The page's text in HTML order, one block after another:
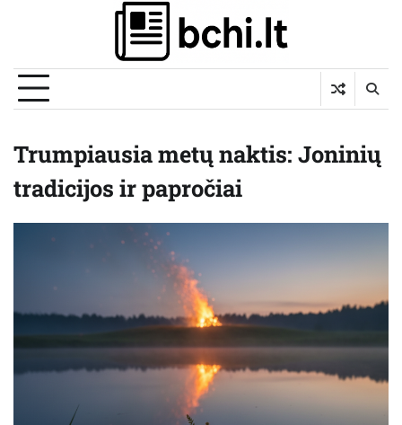
Trumpiausia metų naktis: Joninių
tradicijos ir papročiai